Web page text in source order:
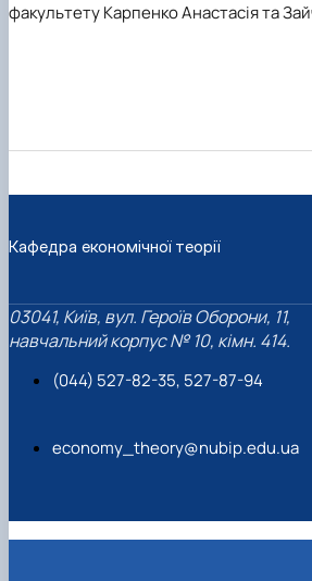
факультету Карпенко Анастасія та
Кафедра економічної теорії
03041, Київ, вул. Героїв Оборони, 11,
навчальний корпус № 10, кімн. 414.
(044) 527-82-35, 527-87-94
economy_theory@nubip.edu.ua